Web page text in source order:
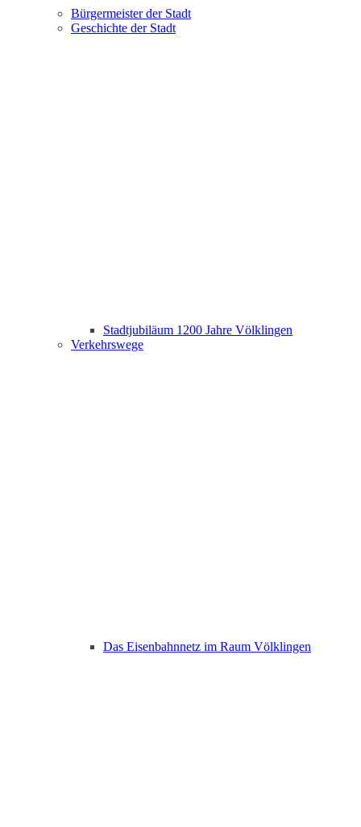
Bürgermeister der Stadt
Geschichte der Stadt
Stadtjubiläum 1200 Jahre Völklingen
Verkehrswege
Das Eisenbahnnetz im Raum Völklingen